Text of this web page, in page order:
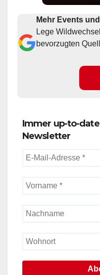
Mehr Events
Lege
bevorzugten
Immer up-to-
Newsletter